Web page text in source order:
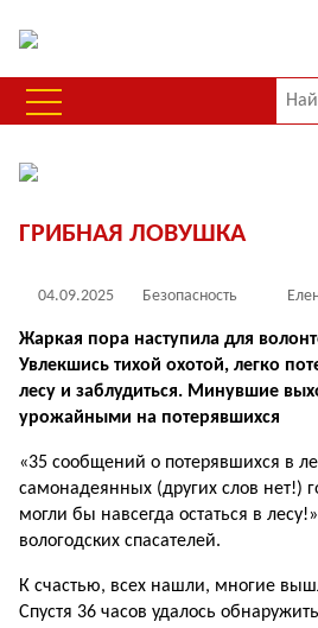
ГРИБНАЯ ЛОВУШКА
04.09.2025 Безопасность
Жаркая пора наступила для
Увлекшись тихой охотой, легко
лесу и заблудиться. Минувшие
урожайными на потерявшихся
«35 сообщений о потерявшихся в
самонадеянных (других слов нет!)
могли бы навсегда остаться в
вологодских спасателей.
К счастью, всех нашли, многие
Спустя 36 часов удалось